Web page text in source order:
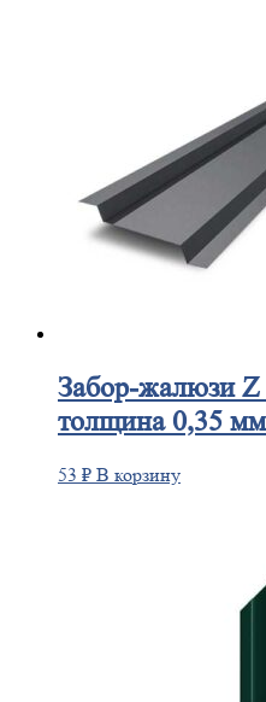
Забор-жалюзиZ
толщина 0,35
53 ₽ В корзину